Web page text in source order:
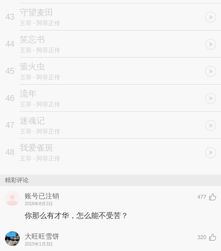
43 守望麦田
王菲 - 阿菲正传
44 笑忘书
王菲 - 阿菲正传
45 萤火虫
王菲 - 阿菲正传
46 流年
王菲 - 阿菲正传
47 迷魂记
王菲 - 阿菲正传
48 我爱雀斑
王菲 - 阿菲正传
精彩评论
账号已注销
2016年8月2日
477
你那么有才华，怎么能不受苦？
大旺旺雪饼
2015年1月3日
320